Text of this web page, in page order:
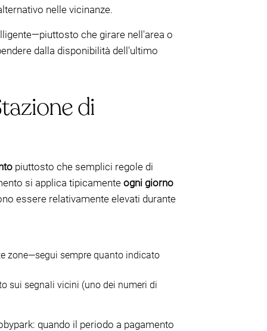
nelle vicinanze.
che girare nell'area o
dalla disponibilità dell'ultimo
di
piuttosto che semplici regole di
si applica tipicamente ogni giorno
essere relativamente elevati durante
zone—segui sempre quanto indicato
sui segnali vicini (uno dei numeri di
quando il periodo a pagamento